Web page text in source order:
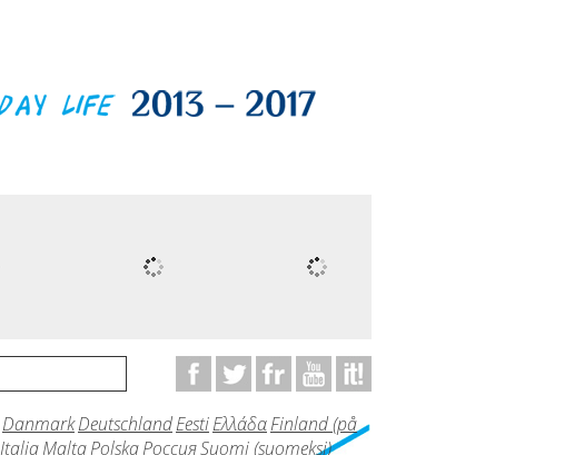
DanmarkDeutschlandEestiΕλλάδαFinland (på
ItaliaMaltaPolskaРоссияSuomi (suomeksi)